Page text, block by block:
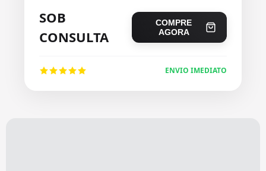
SOB
CONSULTA
COMPRE
AGORA
ENVIO IMEDIATO